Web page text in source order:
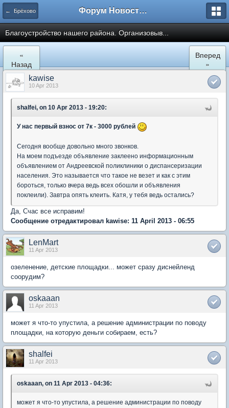
← Брёхово Форум Новостройки
Благоустройство нашего района. Организовыв...
«
Назад
Вперед
»
kawise
10 Apr 2013
shalfei, on 10 Apr 2013 - 19:20:
У нас первый взнос от 7к - 3000 рублей
Сегодня вообще довольно много звонков.
На моем подъезде объявление заклеено информационным
объявлением от Андреевской поликлиники о диспансеризации
населения. Это называется что такое не везет и как с этим
бороться, только вчера ведь всех обошли и объявления
поклеили). Завтра опять клеить. Катя, у тебя ведь остались?
Да, Счас все исправим!
Сообщение отредактировал kawise: 11 April 2013 - 06:55
LenMart
11 Apr 2013
озеленение, детские площадки... может сразу диснейленд
соорудим?
oskaaan
11 Apr 2013
может я что-то упустила, а решение администрации по поводу
площадки, на которую деньги собираем, есть?
shalfei
11 Apr 2013
oskaaan, on 11 Apr 2013 - 04:36:
может я что-то упустила, а решение администрации по поводу